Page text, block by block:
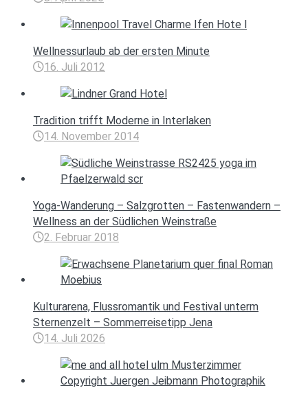
Wellnessurlaub ab der ersten Minute
16. Juli 2012
Tradition trifft Moderne in Interlaken
14. November 2014
Yoga-Wanderung – Salzgrotten – Fastenwandern –
Wellness an der Südlichen Weinstraße
2. Februar 2018
Kulturarena, Flussromantik und Festival unterm
Sternenzelt – Sommerreisetipp Jena
14. Juli 2026